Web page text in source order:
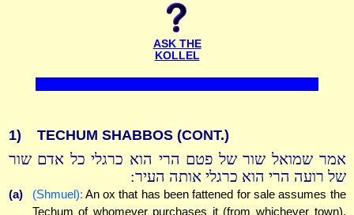
ASK THE
KOLLEL
1) TECHUM SHABBOS (CONT.)
אמר שמואל שור של פטם הרי הוא כרגלי כל אדם שור
של רועה הרי הוא כרגלי אותה העיר:
(a) (Shmuel): An ox that has been fattened for sale assumes the
Techum of whomever purchases it (from whichever town),